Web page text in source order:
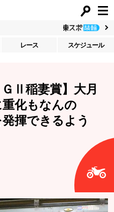
レース スケジュール
ＧⅡ稲妻賞】大月
化もなんの
発揮できるよう